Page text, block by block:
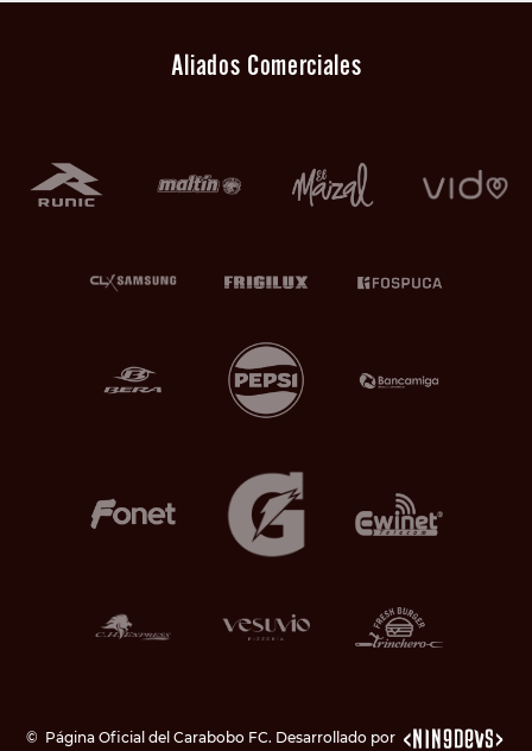
Aliados Comerciales
© Página Oficial del Carabobo FC. Desarrollado por